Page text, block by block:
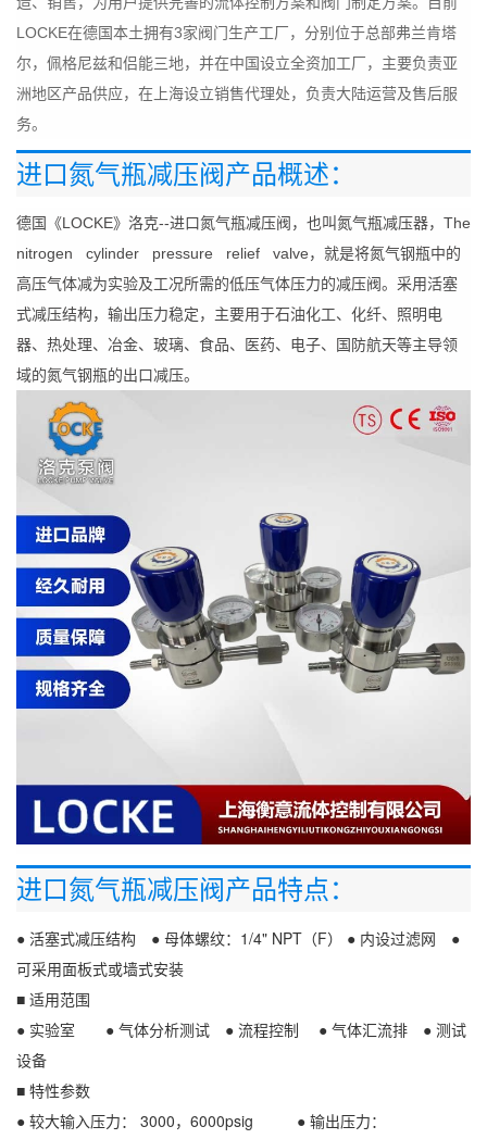
LOCKE在德国本土拥有3家阀门生产工厂，分别位于总部弗兰肯塔
尔，佩格尼兹和侣能三地，并在中国设立全资加工厂，主要负责亚
洲地区产品供应，在上海设立销售代理处，负责大陆运营及售后服
务。
进口氮气瓶减压阀 产品概述：
德国《LOCKE》洛克--进口氮气瓶减压阀，也叫氮气瓶减压器，The
nitrogen cylinder pressure relief valve，就是将氮气钢瓶中的
高压气体减为实验及工况所需的低压气体压力的减压阀。采用活塞
式减压结构，输出压力稳定，主要用于石油化工、化纤、照明电
器、热处理、冶金、玻璃、食品、医药、电子、国防航天等主导领
域的氮气钢瓶的出口减压。
进口氮气瓶减压阀 产品特点：
● 活塞式减压结构 ● 母体螺纹：1/4" NPT（F） ● 内设过滤网 ●
可采用面板式或墙式安装
■ 适用范围
● 实验室 ● 气体分析测试 ● 流程控制 ● 气体汇流排 ● 测试
设备
■ 特性参数
● 较大输入压力： 3000，6000psig ● 输出压力：